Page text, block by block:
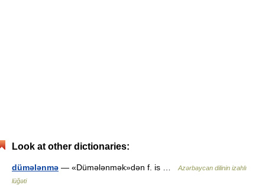
Look at other dictionaries:
dümələnmə — «Dümələnmək»dən f. is …
Azərbaycan dilinin izahlı
lüğəti